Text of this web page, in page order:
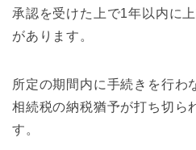
承認を受けた上で1年以内に
があります。
所定の期間内に手続きを行わ
相続税の納税猶予が打ち切ら
す。